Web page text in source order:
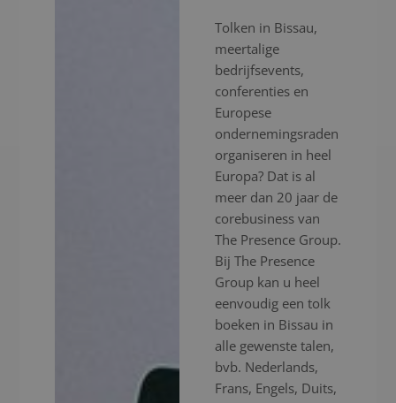
Tolken in Bissau,
meertalige
bedrijfsevents,
conferenties en
Europese
ondernemingsraden
organiseren in heel
Europa? Dat is al
meer dan 20 jaar de
corebusiness van
The Presence Group.
Bij The Presence
Group kan u heel
eenvoudig een tolk
boeken in Bissau in
alle gewenste talen,
bvb. Nederlands,
Frans, Engels, Duits,